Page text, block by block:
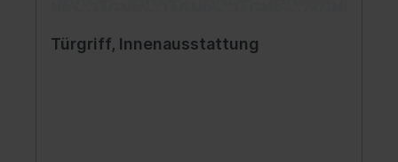
Türgriff, Innenausstattung